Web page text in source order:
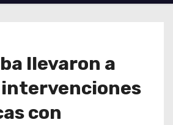
llevaron a
intervenciones
con